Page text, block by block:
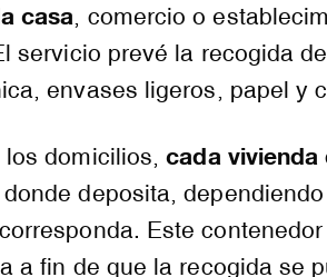
casa, comercio o
servicio prevé la recogida
envases ligeros, papel y
los domicilios,cada
deposita,
Este
a fin de que la recogida se